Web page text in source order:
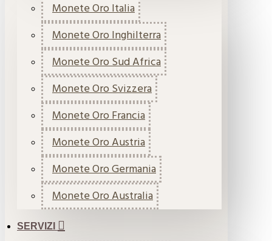
Monete Oro Italia
Monete Oro Inghilterra
Monete Oro Sud Africa
Monete Oro Svizzera
Monete Oro Francia
Monete Oro Austria
Monete Oro Germania
Monete Oro Australia
SERVIZI